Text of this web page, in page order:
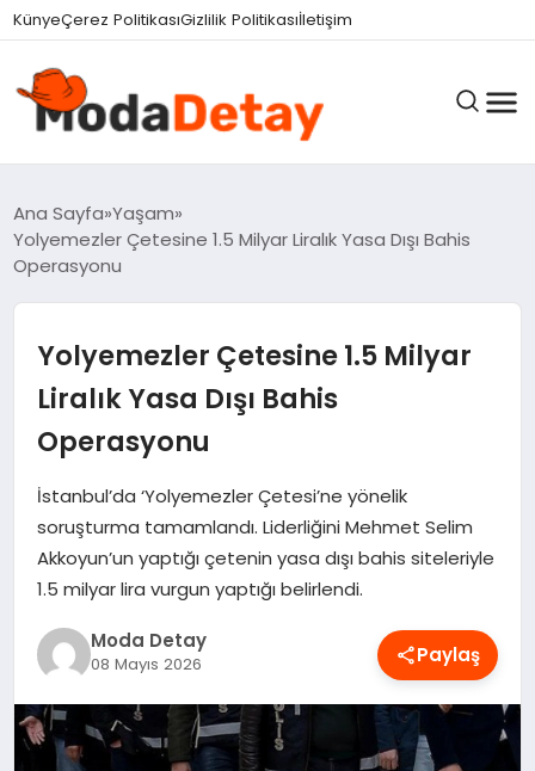
felix markets 360
felix markets yatırım
felix markets pro
felix markets
felix markets app
KünyeÇerez PolitikasıGizlilik Politikasıİletişim
GÜNDEM
DÜNYA
EĞITIM
MAGAZIN
SAĞLIK
SPOR
Ana Sayfa Yaşam
Yolyemezler Çetesine 1.5 Milyar Liralık Yasa Dışı Bahis
Operasyonu
Yolyemezler Çetesine 1.5 Milyar
Liralık Yasa Dışı Bahis
Operasyonu
İstanbul’da ‘Yolyemezler Çetesi’ne yönelik
soruşturma tamamlandı. Liderliğini Mehmet Selim
Akkoyun’un yaptığı çetenin yasa dışı bahis siteleriyle
1.5 milyar lira vurgun yaptığı belirlendi.
Moda Detay
08 Mayıs 2026 Paylaş